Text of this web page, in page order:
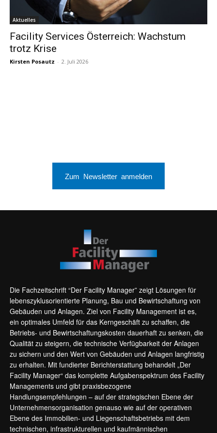
Aktuelles
Facility Services Österreich: Wachstum
trotz Krise
Kirsten Posautz - 2. Juli 2026
Zum Newsletter anmelden
Die Fachzeitschrift “Der Facility Manager” zeigt Lösungen für
lebenszyklusorientierte Planung, Bau und Bewirtschaftung von
Gebäuden und Anlagen. Ziel von Facility Management ist es,
ein optimales Umfeld für das Kerngeschäft zu schaffen, die
Betriebs- und Bewirtschaftungskosten dauerhaft zu senken, die
Qualität zu steigern, die technische Verfügbarkeit der Anlagen
zu sichern und den Wert von Gebäuden und Anlagen langfristig
zu erhalten. Mit fundierter Berichterstattung behandelt „Der
Facility Manager“ das komplette Aufgabenspektrum des Facility
Managements und gibt praxisbezogene
Handlungsempfehlungen – auf der strategischen Ebene der
Unternehmensorganisation genauso wie auf der operativen
Ebene des Immobilien- und Liegenschaftsbetriebs mit dem
technischen, infrastrukturellen und kaufmännischen